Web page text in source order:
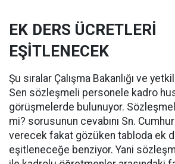
EK DERS ÜCRETLERİ
EŞİTLENECEK
Şu sıralar Çalışma Bakanlığı ve
Sen sözleşmeli personele kadro
görüşmelerde bulunuyor.
mi? sorusunun cevabını Sn.
verecek fakat gözüken tabloda ek
eşitleneceğe benziyor. Yani